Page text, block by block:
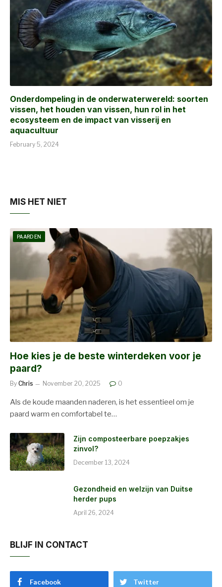
Onderdompeling in de onderwaterwereld: soorten
vissen, het houden van vissen, hun rol in het
ecosysteem en de impact van visserij en
aquacultuur
February 5, 2024
MIS HET NIET
PAARDEN
Hoe kies je de beste winterdeken voor je
paard?
By Chris November 20, 2025 0
Als de koude maanden naderen, is het essentieel om je
paard warm en comfortabel te…
Zijn composteerbare poepzakjes
zinvol?
December 13, 2024
Gezondheid en welzijn van Duitse
herder pups
April 26, 2024
BLIJF IN CONTACT
Facebook Twitter